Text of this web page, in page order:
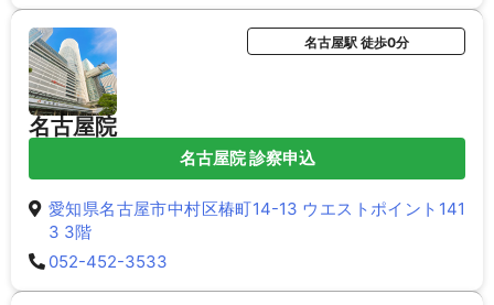
名古屋院
名古屋駅 徒歩0分
名古屋院 診察申込
愛知県名古屋市中村区椿町14-13 ウエストポイント141
3 3階
052-452-3533